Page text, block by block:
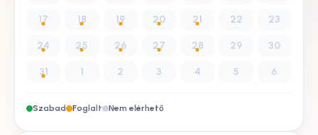
17 18 19 20 21 22 23
24 25 26 27 28 29 30
31 1 2 3 4 5 6
Szabad Foglalt Nem elérhető